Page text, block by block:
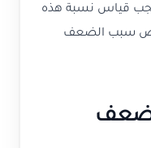
قياس نسبة هذه
سبب الضعف